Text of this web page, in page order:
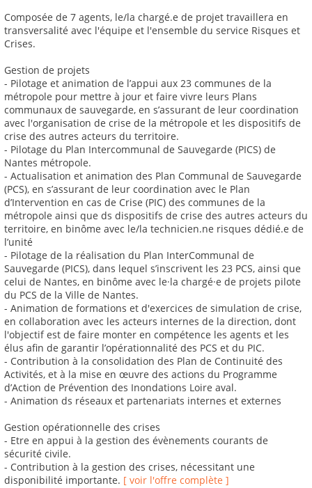
Composée de 7 agents, le/la chargé.e de projet travaillera en
transversalité avec l'équipe et l'ensemble du service Risques et
Crises.
Gestion de projets
- Pilotage et animation de l’appui aux 23 communes de la
métropole pour mettre à jour et faire vivre leurs Plans
communaux de sauvegarde, en s’assurant de leur coordination
avec l'organisation de crise de la métropole et les dispositifs de
crise des autres acteurs du territoire.
- Pilotage du Plan Intercommunal de Sauvegarde (PICS) de
Nantes métropole.
- Actualisation et animation des Plan Communal de Sauvegarde
(PCS), en s’assurant de leur coordination avec le Plan
d’Intervention en cas de Crise (PIC) des communes de la
métropole ainsi que ds dispositifs de crise des autres acteurs du
territoire, en binôme avec le/la technicien.ne risques dédié.e de
l’unité
- Pilotage de la réalisation du Plan InterCommunal de
Sauvegarde (PICS), dans lequel s’inscrivent les 23 PCS, ainsi que
celui de Nantes, en binôme avec le·la chargé·e de projets pilote
du PCS de la Ville de Nantes.
- Animation de formations et d'exercices de simulation de crise,
en collaboration avec les acteurs internes de la direction, dont
l'objectif est de faire monter en compétence les agents et les
élus afin de garantir l’opérationnalité des PCS et du PIC.
- Contribution à la consolidation des Plan de Continuité des
Activités, et à la mise en œuvre des actions du Programme
d’Action de Prévention des Inondations Loire aval.
- Animation ds réseaux et partenariats internes et externes
Gestion opérationnelle des crises
- Etre en appui à la gestion des évènements courants de
sécurité civile.
- Contribution à la gestion des crises, nécessitant une
disponibilité importante. [ voir l'offre complète ]